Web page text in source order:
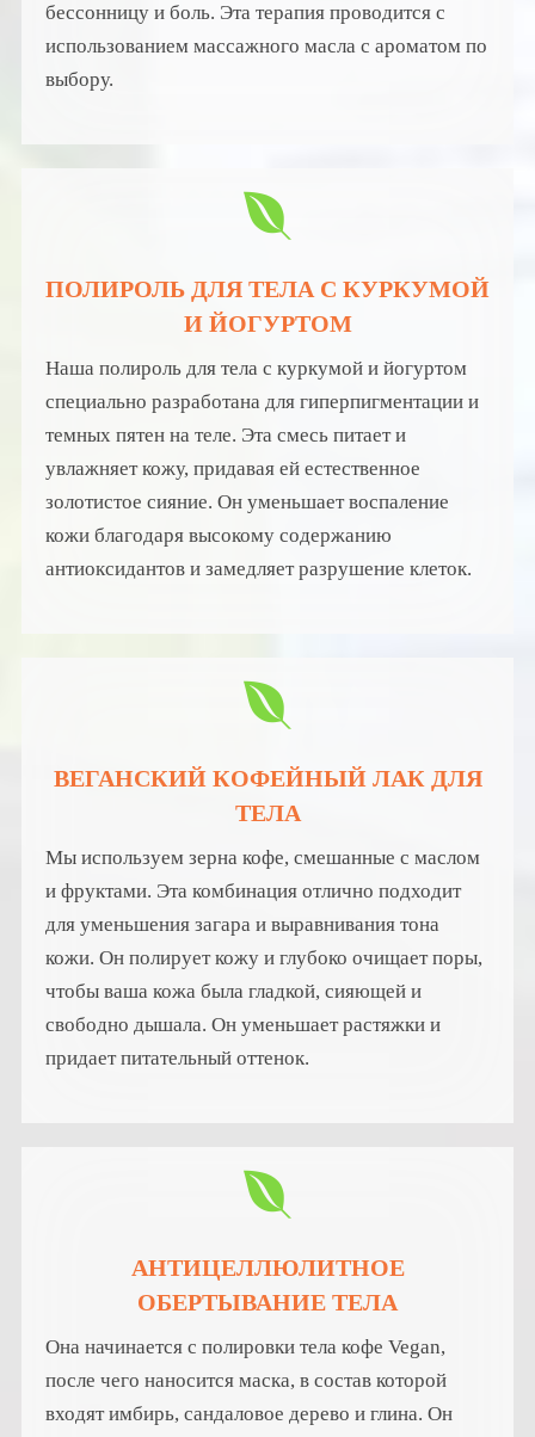
бессонницу и боль. Эта терапия проводится с
использованием массажного масла с ароматом по
выбору.
ПОЛИРОЛЬ ДЛЯ ТЕЛА С КУРКУМОЙ
И ЙОГУРТОМ
Наша полироль для тела с куркумой и йогуртом
специально разработана для гиперпигментации и
темных пятен на теле. Эта смесь питает и
увлажняет кожу, придавая ей естественное
золотистое сияние. Он уменьшает воспаление
кожи благодаря высокому содержанию
антиоксидантов и замедляет разрушение клеток.
ВЕГАНСКИЙ КОФЕЙНЫЙ ЛАК ДЛЯ
ТЕЛА
Мы используем зерна кофе, смешанные с маслом
и фруктами. Эта комбинация отлично подходит
для уменьшения загара и выравнивания тона
кожи. Он полирует кожу и глубоко очищает поры,
чтобы ваша кожа была гладкой, сияющей и
свободно дышала. Он уменьшает растяжки и
придает питательный оттенок.
АНТИЦЕЛЛЮЛИТНОЕ
ОБЕРТЫВАНИЕ ТЕЛА
Она начинается с полировки тела кофе Vegan,
после чего наносится маска, в состав которой
входят имбирь, сандаловое дерево и глина. Он